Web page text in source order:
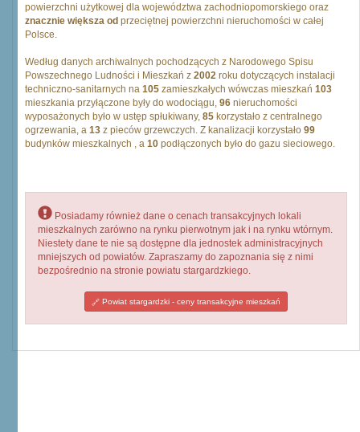
powierzchni użytkowej dla województwa zachodniopomorskiego oraz
znacznie większa od przeciętnej powierzchni nieruchomości w całej
Polsce.
Według danych archiwalnych pochodzących z Narodowego Spisu
Powszechnego Ludności i Mieszkań z 2002 roku dotyczących instalacji
techniczno-sanitarnych na 105 zamieszkałych wówczas mieszkań 103
mieszkania przyłączone były do wodociągu, 96 nieruchomości
wyposażonych było w ustęp spłukiwany, 85 korzystało z centralnego
ogrzewania, a 13 z pieców grzewczych. Z kanalizacji korzystało 99
budynków mieszkalnych , a 10 podłączonych było do gazu sieciowego.
Posiadamy również dane o cenach transakcyjnych lokali
mieszkalnych zarówno na rynku pierwotnym jak i na rynku wtórnym.
Niestety dane te nie są dostępne dla jednostek administracyjnych
mniejszych od powiatów. Zapraszamy do zapoznania się z nimi
bezpośrednio na stronie powiatu stargardzkiego.
Powiat stargardzki - ceny transakcyjne mieszkań